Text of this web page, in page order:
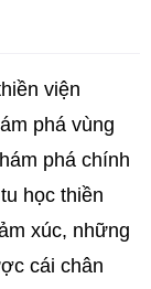
viện
phá vùng
phá chính
học thiền
xúc, những
cái chân